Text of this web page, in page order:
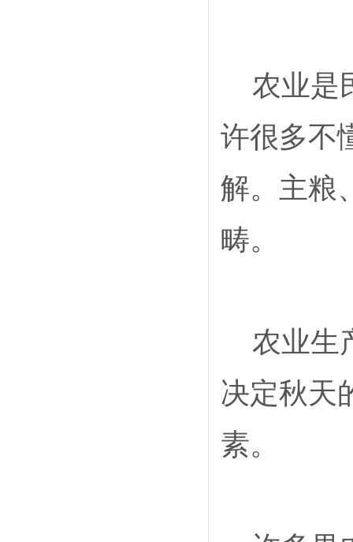
农业是
许很多不
解。主粮
畴。
农业生
决定秋天
素。